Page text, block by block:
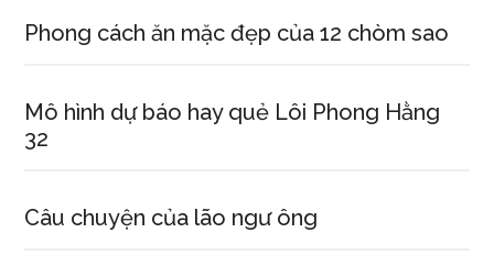
Phong cách ăn mặc đẹp của 12 chòm sao
Mô hình dự báo hay quẻ Lôi Phong Hằng
32
Câu chuyện của lão ngư ông